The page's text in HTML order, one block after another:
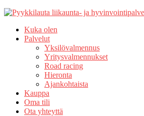
Kuka olen
Palvelut
Yksilövalmennus
Yritysvalmennukset
Road racing
Hieronta
Ajankohtaista
Kauppa
Oma tili
Ota yhteyttä